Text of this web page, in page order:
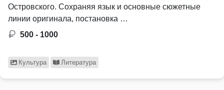
Островского. Сохраняя язык и основные сюжетные
линии оригинала, постановка …
500 - 1000
Культура Литература